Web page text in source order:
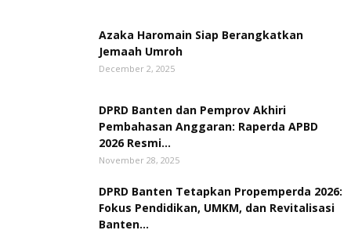
Azaka Haromain Siap Berangkatkan
Jemaah Umroh
December 2, 2025
DPRD Banten dan Pemprov Akhiri
Pembahasan Anggaran: Raperda APBD
2026 Resmi...
November 28, 2025
DPRD Banten Tetapkan Propemperda 2026:
Fokus Pendidikan, UMKM, dan Revitalisasi
Banten...